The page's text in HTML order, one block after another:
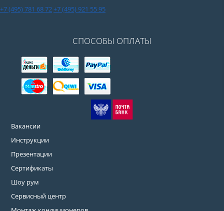
+7 (495) 781 68 72+7 (495) 921 55 95
СПОСОБЫ ОПЛАТЫ
Вакансии
Инструкции
Презентации
Сертификаты
Шоу рум
Сервисный центр